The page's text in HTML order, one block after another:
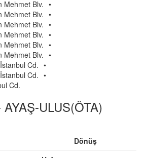
Mehmet Blv. •
Mehmet Blv. •
Mehmet Blv. •
Mehmet Blv. •
Mehmet Blv. •
Mehmet Blv. •
Cd. •
Cd. •
Cd.
ULUS(ÖTA)
Dönüş